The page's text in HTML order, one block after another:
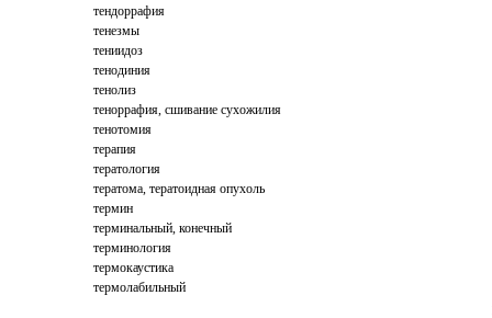
тендоррафия
тенезмы
тениидоз
тенодиния
тенолиз
теноррафия, сшивание сухожилия
тенотомия
терапия
тератология
тератома, тератоидная опухоль
термин
терминальный, конечный
терминология
термокаустика
термолабильный